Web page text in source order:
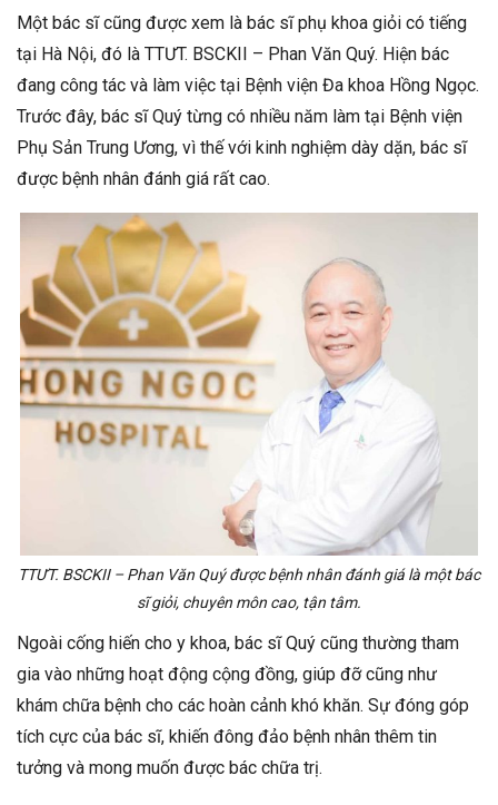
Một bác sĩ cũng được xem là bác sĩ phụ khoa giỏi có tiếng
tại Hà Nội, đó là TTƯT. BSCKII – Phan Văn Quý. Hiện bác
đang công tác và làm việc tại Bệnh viện Đa khoa Hồng Ngọc.
Trước đây, bác sĩ Quý từng có nhiều năm làm tại Bệnh viện
Phụ Sản Trung Ương, vì thế với kinh nghiệm dày dặn, bác sĩ
được bệnh nhân đánh giá rất cao.
TTƯT. BSCKII – Phan Văn Quý được bệnh nhân đánh giá là một bác
sĩ giỏi, chuyên môn cao, tận tâm.
Ngoài cống hiến cho y khoa, bác sĩ Quý cũng thường tham
gia vào những hoạt động cộng đồng, giúp đỡ cũng như
khám chữa bệnh cho các hoàn cảnh khó khăn. Sự đóng góp
tích cực của bác sĩ, khiến đông đảo bệnh nhân thêm tin
tưởng và mong muốn được bác chữa trị.